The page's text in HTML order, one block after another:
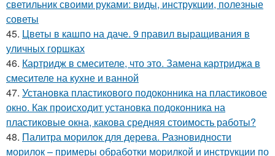
светильник своими руками: виды, инструкции, полезные
советы
45. Цветы в кашпо на даче. 9 правил выращивания в
уличных горшках
46. Картридж в смесителе, что это. Замена картриджа в
смесителе на кухне и ванной
47. Установка пластикового подоконника на пластиковое
окно. Как происходит установка подоконника на
пластиковые окна, какова средняя стоимость работы?
48. Палитра морилок для дерева. Разновидности
морилок – примеры обработки морилкой и инструкции по